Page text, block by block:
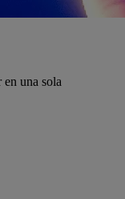
una sola